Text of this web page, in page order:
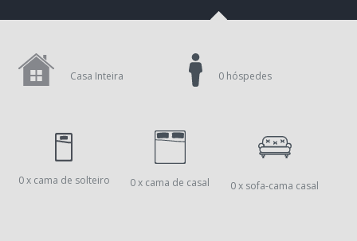
Casa Inteira
0 x cama de solteiro 0 x cama de casal 0 x sofa-cama casal
0 hóspedes